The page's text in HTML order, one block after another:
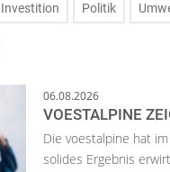
Investition Politik
06.08.2026
VOESTALPINE
Die voestalpine hat
solides Ergebnis